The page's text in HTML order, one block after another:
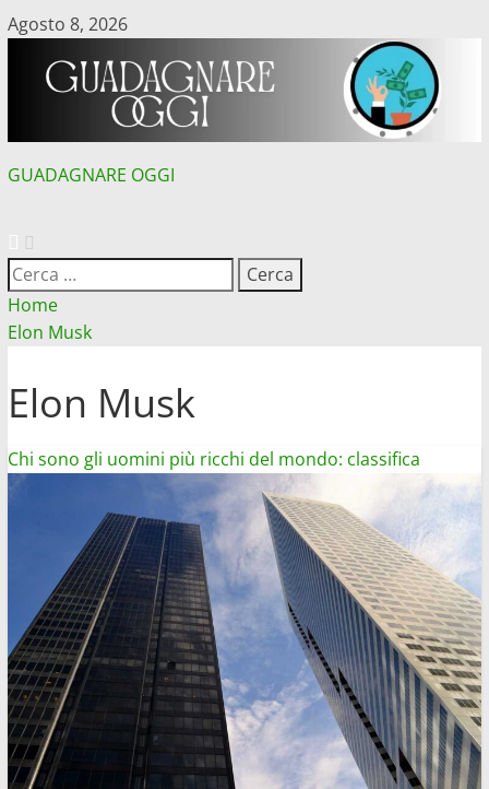
Vai
contenuto
Agosto 8, 2026
GUADAGNARE OGGI
Ricerca
per:
Home
Elon Musk
Elon Musk
Chi sono gli uomini più ricchi del mondo: classifica